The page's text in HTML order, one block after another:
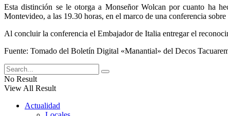
Esta distinción se le otorga a Monseñor Wolcan por cuanto ha
Montevideo, a las 19.30 horas, en el marco de una conferencia
Al concluir la conferencia el Embajador de Italia entregar el
Fuente: Tomado del Boletín Digital «Manantial» del Decos
No Result
View All Result
Actualidad